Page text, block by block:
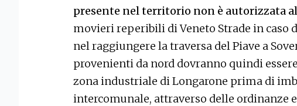
presente nel territorio non è autorizzata
movieri reperibili di Veneto Strade in caso
nel raggiungere la traversa del Piave a
provenienti da nord dovranno quindi
zona industriale di Longarone prima di
intercomunale, attraverso delle ordinanze